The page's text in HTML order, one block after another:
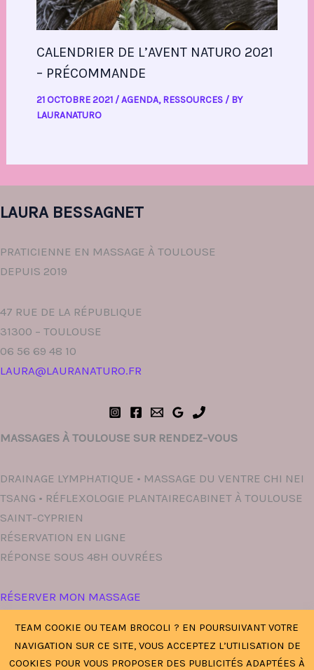
CALENDRIER DE L’AVENT NATURO 2021
– PRÉCOMMANDE
21 OCTOBRE 2021 /AGENDA,RESSOURCES/ BY
LAURANATURO
LAURA BESSAGNET
PRATICIENNE EN MASSAGE À TOULOUSE
DEPUIS 2019
47 RUE DE LA RÉPUBLIQUE
31300 – TOULOUSE
06 56 69 48 10
LAURA@LAURANATURO.FR
MASSAGES À TOULOUSE SUR RENDEZ-VOUS
DRAINAGE LYMPHATIQUE • MASSAGE DU VENTRE CHI NEI
TSANG • RÉFLEXOLOGIE PLANTAIRECABINET À TOULOUSE
SAINT-CYPRIEN
RÉSERVATION EN LIGNE
RÉPONSE SOUS 48H OUVRÉES
RÉSERVER MON MASSAGE
TEAM COOKIE OU TEAM BROCOLI ? EN POURSUIVANT VOTRE
NAVIGATION SUR CE SITE, VOUS ACCEPTEZ L’UTILISATION DE
COOKIES POUR VOUS PROPOSER DES PUBLICITÉS ADAPTÉES À